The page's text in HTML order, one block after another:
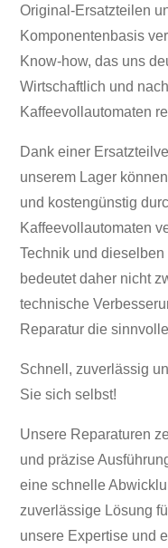
Original-Ersatzteilen
Komponentenbasis
Know-how, das uns
Wirtschaftlich und
Kaffeevollautomaten
Dank einer
unserem Lager
und kostengünstig
Kaffeevollautomaten
Technik und
bedeutet daher nicht
technische
Reparatur die
Schnell, zuverlässig
Sie sich selbst!
Unsere Reparaturen
und präzise
eine schnelle
zuverlässige Lösung
unsere Expertise und